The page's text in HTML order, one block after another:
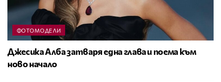
ФОТОМОДЕЛИ
Джесика Алба затваря една глава и поема към
ново начало